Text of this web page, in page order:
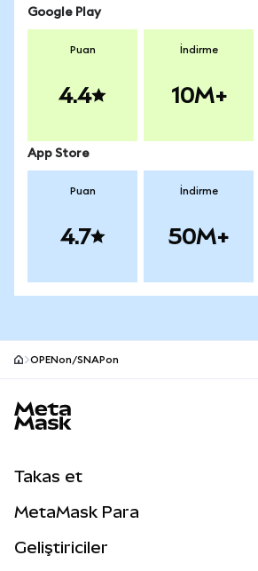
Google Play
Puan
4.4
İndirme
10M+
App Store
Puan
4.7
İndirme
50M+
OPENon/SNAPon
Takas et
Perps
MetaMask Para
Geliştiriciler